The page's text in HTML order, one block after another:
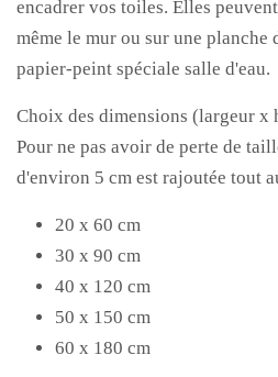
encadrer vos toiles. Elles
même le mur ou sur une planche
papier-peint spéciale salle d'eau.
Choix des dimensions (largeur x
Pour ne pas avoir de perte de
d'environ 5 cm est rajoutée tout
20 x 60 cm
30 x 90 cm
40 x 120 cm
50 x 150 cm
60 x 180 cm